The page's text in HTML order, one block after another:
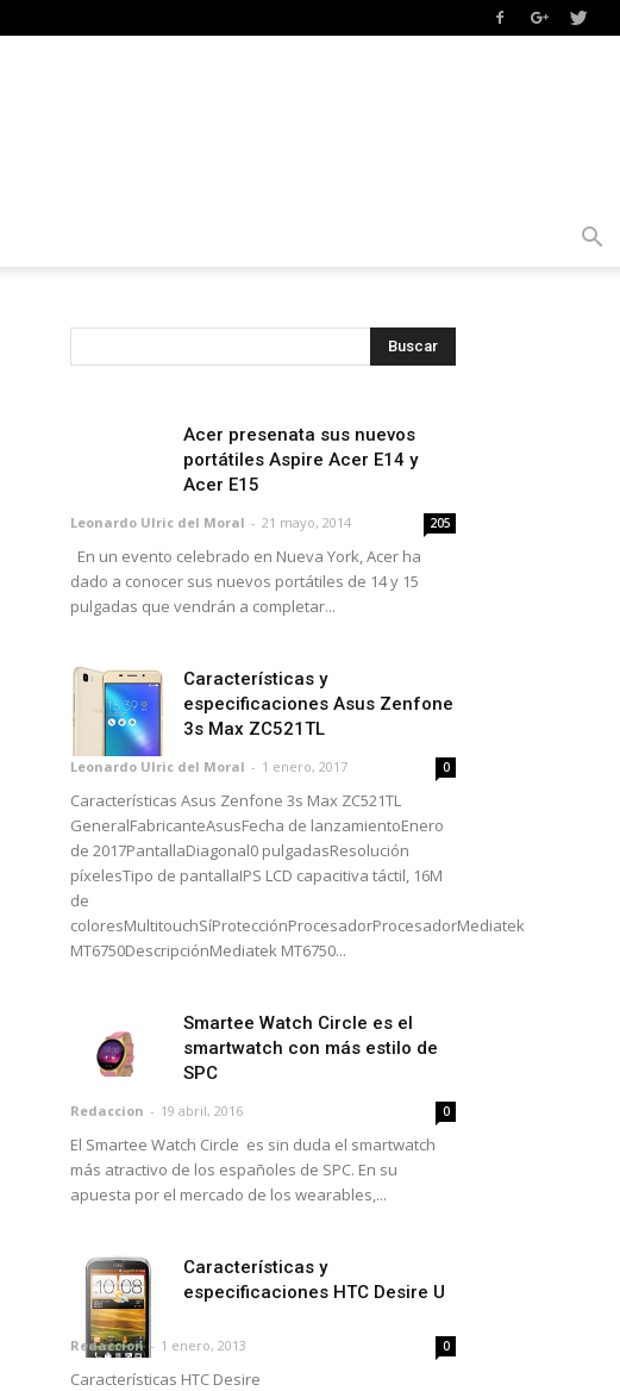
Acer presenata sus nuevos
portátiles Aspire Acer E14 y
Acer E15
Leonardo Ulric del Moral - 21 mayo, 2014 205
En un evento celebrado en Nueva York, Acer ha
dado a conocer sus nuevos portátiles de 14 y 15
pulgadas que vendrán a completar...
Características y
especificaciones Asus Zenfone
3s Max ZC521TL
Leonardo Ulric del Moral - 1 enero, 2017 0
Características Asus Zenfone 3s Max ZC521TL
GeneralFabricanteAsusFecha de lanzamientoEnero
de 2017PantallaDiagonal0 pulgadasResolución
píxelesTipo de pantallaIPS LCD capacitiva táctil, 16M
de
coloresMultitouchSíProtecciónProcesadorProcesadorMediatek
MT6750DescripciónMediatek MT6750...
Smartee Watch Circle es el
smartwatch con más estilo de
SPC
Redaccion - 19 abril, 2016 0
El Smartee Watch Circle es sin duda el smartwatch
más atractivo de los españoles de SPC. En su
apuesta por el mercado de los wearables,...
Características y
especificaciones HTC Desire U
Redaccion - 1 enero, 2013 0
Características HTC Desire